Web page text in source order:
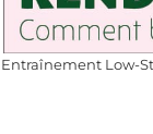
Entraînement Low-